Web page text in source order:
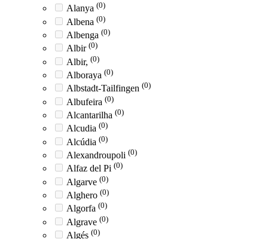
Alanya (0)
Albena (0)
Albenga (0)
Albir (0)
Albir, (0)
Alboraya (0)
Albstadt-Tailfingen (0)
Albufeira (0)
Alcantarilha (0)
Alcudia (0)
Alcúdia (0)
Alexandroupoli (0)
Alfaz del Pi (0)
Algarve (0)
Alghero (0)
Algorfa (0)
Algrave (0)
Algés (0)